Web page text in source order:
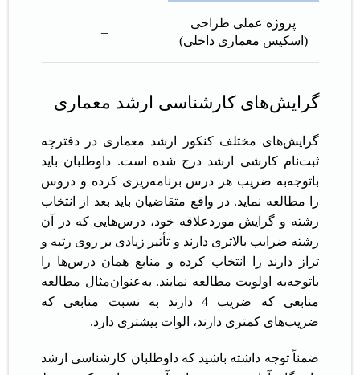
پروژه عملی طراحی
(اسكیس معماری داخلی)
–
گرایش‌های کارشناسی ارشد معماری
گرایش‌های مختلف کنکور ارشد معماری در دفترچه
ثبت‌نام کارشی ارشد درج شده است. داوطلبان باید
باتوجه‌به ضریب هر درس برنامه‌ریزی کرده و دروس
را مطالعه نماید. در واقع متقاضیان باید بعد از انتخاب
رشته و گرایش موردعلاقه خود، درس‌هایی که در آن
رشته ضرایب بالاتری دارند و تأثیر زیادی بر روی رتبه و
تراز دارند را انتخاب کرده و منابع همان درس‌ها را
باتوجه‌به اولویت مطالعه نمایند. به‌عنوان‌مثال مطالعه
منابعی که ضریب 4 دارند به نسبت منابعی که
ضریب‌های کمتری دارند، الوات بیشتری دارد.
ضمناً توجه داشته باشید که داوطلبان کارشناسی ارشد